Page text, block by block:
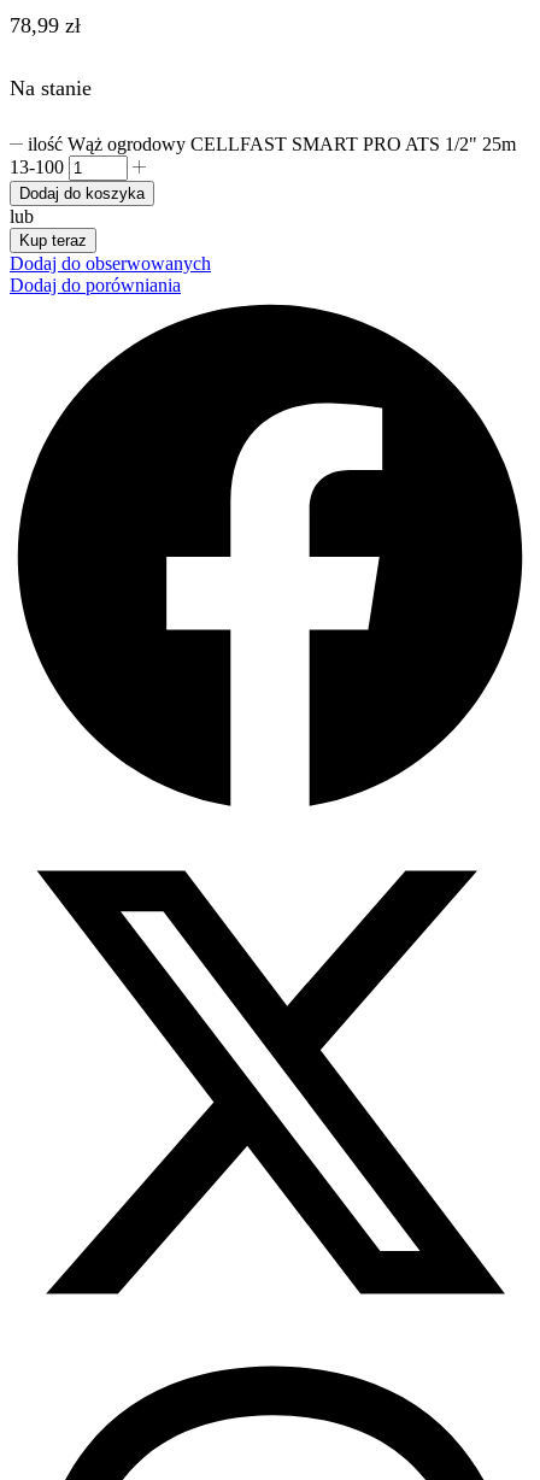
78,99 zł
Na stanie
ilość Wąż ogrodowy CELLFAST SMART PRO ATS 1/2" 25m
13-100
Dodaj do koszyka
lub
Kup teraz
Dodaj do obserwowanych
Dodaj do porówniania